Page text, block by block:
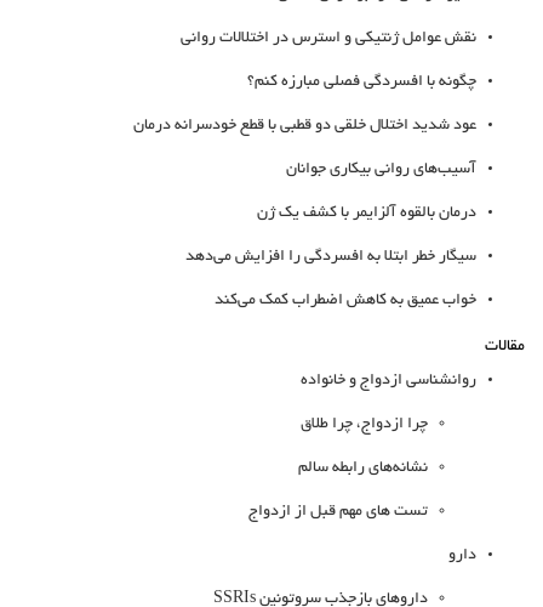
نقش عوامل ژنتیکی و استرس‌ در اختلالات روانی
چگونه با افسردگی فصلی مبارزه کنم؟
عود شدید اختلال خلقی دو قطبی با قطع خودسرانه درمان
آسیب‌های روانی بیکاری جوانان
درمان بالقوه آلزایمر با کشف یک ژن
سیگار خطر ابتلا به افسردگی را افزایش می‌دهد
خواب عمیق به کاهش اضطراب کمک می‌کند
مقالات
روانشناسی ازدواج و خانواده
چرا ازدواج، چرا طلاق
نشانه‌های رابطه سالم
تست های مهم قبل از ازدواج
دارو
داروهای بازجذب سروتونین SSRIs